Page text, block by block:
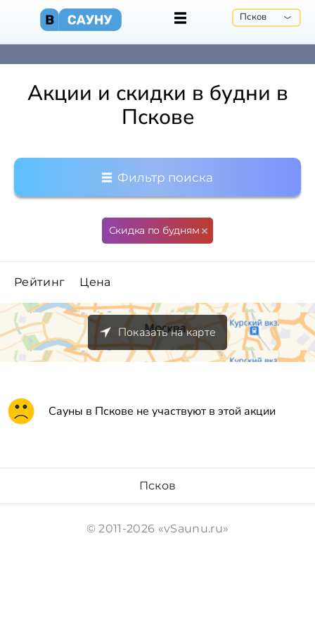
Псков
Акции и скидки в будни в
Пскове
Фильтр поиска
Скидка по будням
Рейтинг Цена
Показать на карте
Сауны в Пскове не участвуют в этой акции
Псков
© 2011-2026 «vSaunu.ru»